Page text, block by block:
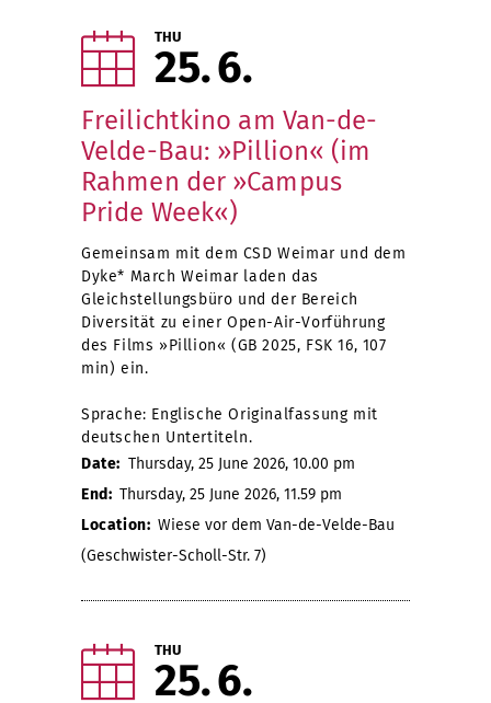
THU
25 6
Freilichtkino am Van-de-
Velde-Bau: »Pillion« (im
Rahmen der »Campus
Pride Week«)
Gemeinsam mit dem CSD Weimar und dem
Dyke* March Weimar laden das
Gleichstellungsbüro und der Bereich
Diversität zu einer Open-Air-Vorführung
des Films »Pillion« (GB 2025, FSK 16, 107
min) ein.
Sprache: Englische Originalfassung mit
deutschen Untertiteln.
Date: Thursday, 25 June 2026, 10.00 pm
End: Thursday, 25 June 2026, 11.59 pm
Location: Wiese vor dem Van-de-Velde-Bau
(Geschwister-Scholl-Str. 7)
THU
25 6